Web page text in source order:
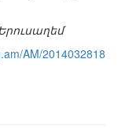
AM/2014032818